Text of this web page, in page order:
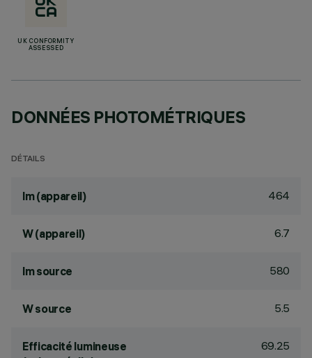
UK CONFORMITY
ASSESSED
DONNÉES PHOTOMÉTRIQUES
DÉTAILS
lm (appareil) 464
W (appareil) 6.7
lm source 580
W source 5.5
Efficacité lumineuse
69.25